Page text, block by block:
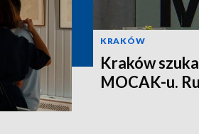
KRAKÓW
Kraków
MOCAK-u.